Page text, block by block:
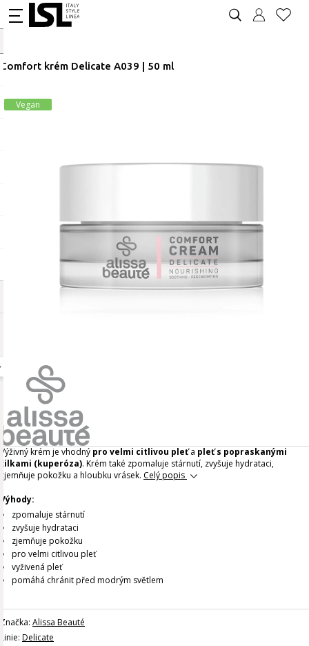
Comfort krém Delicate A039 | 50 ml
Vegan
Výživný krém je vhodný pro velmi citlivou pleťa pleť s popraskanými
žilkami (kuperóza). Krém také zpomaluje stárnutí, zvyšuje hydrataci,
zjemňuje pokožku a hloubku vrásek. Celý popis
Výhody:
zpomaluje stárnutí
zvyšuje hydrataci
zjemňuje pokožku
pro velmi citlivou pleť
vyživená pleť
pomáhá chránit před modrým světlem
Značka: Alissa Beauté
Linie: Delicate